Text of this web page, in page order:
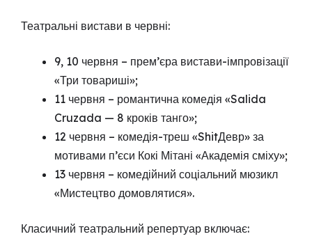
Театральні вистави в червні:
9, 10 червня – прем’єра вистави-імпровізації
«Три товариші»;
11 червня – романтична комедія «Salida
Cruzada — 8 кроків танго»;
12 червня – комедія-треш «ShitДевр» за
мотивами п’єси Кокі Мітані «Академія сміху»;
13 червня – комедійний соціальний мюзикл
«Мистецтво домовлятися».
Класичний театральний репертуар включає: